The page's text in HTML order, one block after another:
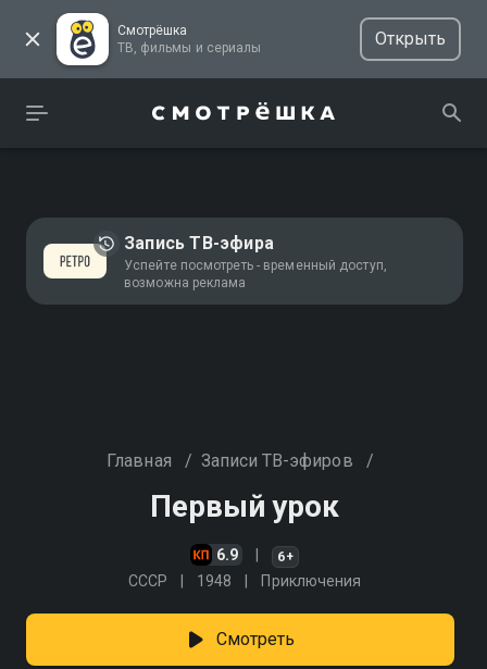
Смотрёшка
ТВ, фильмы и сериалы
Открыть
Запись ТВ-эфира
Успейте посмотреть - временный доступ,
возможна реклама
Главная / Записи ТВ-эфиров /
Первый урок
6.9 6+
СССР 1948 Приключения
Смотреть